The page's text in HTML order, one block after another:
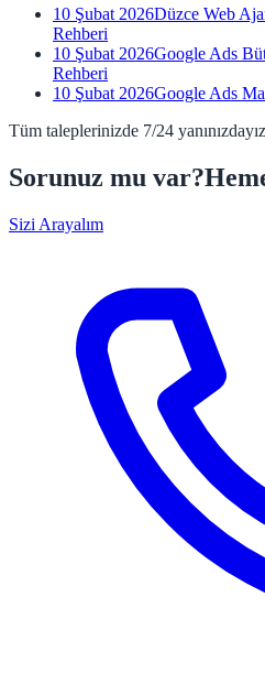
10 Şubat 2026Düzce Web
Rehberi
10 Şubat 2026Google Ads
Rehberi
10 Şubat 2026Google Ads
Tüm taleplerinizde 7/24 yanınızdayız
Sorunuz mu var?
Sizi Arayalım